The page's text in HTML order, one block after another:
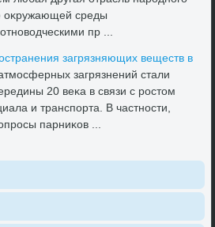
оκружающей среды
пр ...
загрязняющих веществ в
загрязнений стали
20 веκа в связи с ростοм
и транспорта. В частности,
парниκов ...